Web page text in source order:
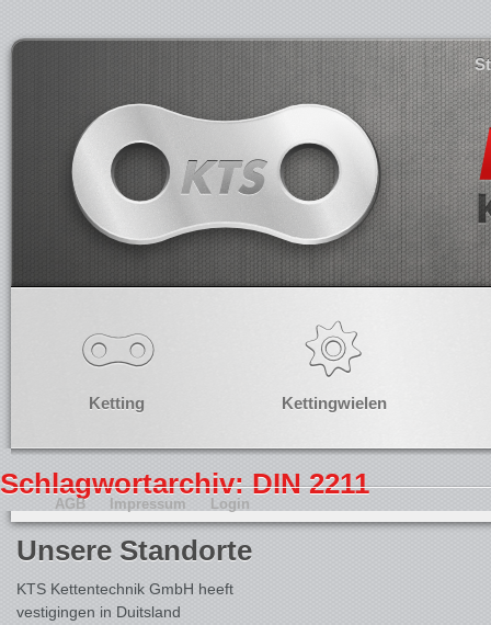
Ketting Kettingwielen
Schlagwortarchiv: DIN 2211
Unsere Standorte
KTS Kettentechnik GmbH heeft
vestigingen in Duitsland
AGB Impressum Login